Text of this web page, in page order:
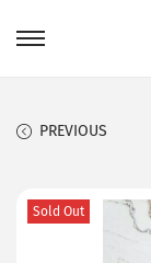
PREVIOUS
Sold Out